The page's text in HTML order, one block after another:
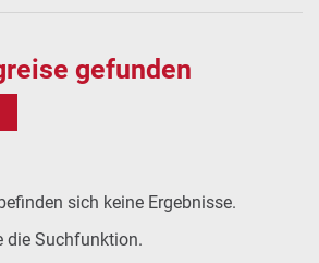
gefunden
sich keine Ergebnisse.
die Suchfunktion.